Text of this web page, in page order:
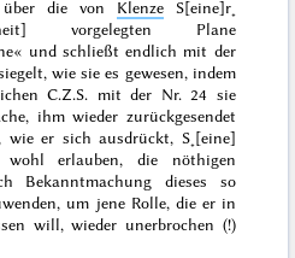
über die von KlenzeS[eine]r˖
vorgelegten Plane
und schließt endlich mit der
wie sie es gewesen, indem
C.Z.S. mit der Nr. 24 sie
ihm wieder zurückgesendet
wie er sich ausdrückt, S˖[eine]
erlauben, die nöthigen
Bekanntmachung dieses so
um jene Rolle, die er in
will, wieder unerbrochen (!)